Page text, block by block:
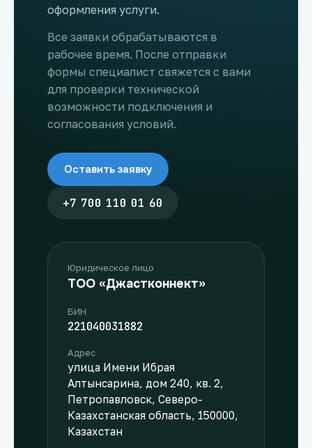
оформления услуги.
Все заявки обрабатываются в
рабочее время. После отправки
формы специалист свяжется с вами
для проверки технической
возможности подключения и
согласования условий.
Оставить заявку
+7 700 110 01 60
Юридическое лицо
ТОО «Джастконнект»
БИН
221040031882
Адрес
улица Имени Ибрая
Алтынсарина, дом 240, кв. 2,
Петропавловск, Северо-
Казахстанская область, 150000,
Казахстан